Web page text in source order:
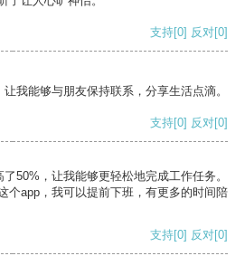
支持[0] 反对[0]
我能够与朋友保持联系，分享生活点滴。
支持[0] 反对[0]
50%，让我能够更轻松地完成工作任务。
个app，我可以提前下班，有更多的时间陪
支持[0] 反对[0]